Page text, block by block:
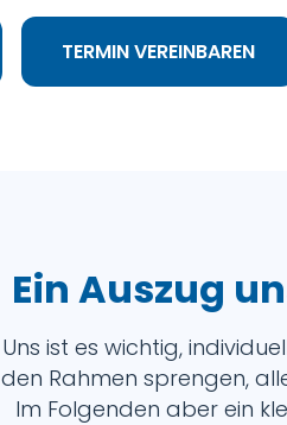
TERMIN VEREINBAREN
Ein Auszug
Uns ist es wichtig,
den Rahmen sprengen,
Im Folgenden aber ein